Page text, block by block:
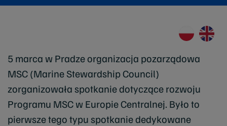
5 marca w Pradze organizacja pozarządowa
MSC (Marine Stewardship Council)
zorganizowała spotkanie dotyczące rozwoju
Programu MSC w Europie Centralnej. Było to
pierwsze tego typu spotkanie dedykowane